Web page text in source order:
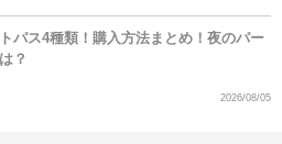
パス4種類！購入方法まとめ！夜のパー
？
2026/08/05